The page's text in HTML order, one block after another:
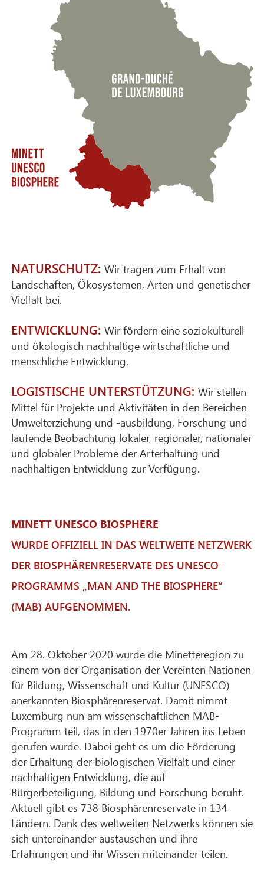
NATURSCHUTZ: Wir tragen zum Erhalt von
Landschaften, Ökosystemen, Arten und genetischer
Vielfalt bei.
ENTWICKLUNG: Wir fördern eine soziokulturell
und ökologisch nachhaltige wirtschaftliche und
menschliche Entwicklung.
LOGISTISCHE UNTERSTÜTZUNG: Wir stellen
Mittel für Projekte und Aktivitäten in den Bereichen
Umwelterziehung und -ausbildung, Forschung und
laufende Beobachtung lokaler, regionaler, nationaler
und globaler Probleme der Arterhaltung und
nachhaltigen Entwicklung zur Verfügung.
MINETT UNESCO BIOSPHERE
WURDE OFFIZIELL IN DAS WELTWEITE NETZWERK
DER BIOSPHÄRENRESERVATE DES UNESCO-
PROGRAMMS „MAN AND THE BIOSPHERE“
(MAB) AUFGENOMMEN.
Am 28. Oktober 2020 wurde die Minetteregion zu
einem von der Organisation der Vereinten Nationen
für Bildung, Wissenschaft und Kultur (UNESCO)
anerkannten Biosphärenreservat. Damit nimmt
Luxemburg nun am wissenschaftlichen MAB-
Programm teil, das in den 1970er Jahren ins Leben
gerufen wurde. Dabei geht es um die Förderung
der Erhaltung der biologischen Vielfalt und einer
nachhaltigen Entwicklung, die auf
Bürgerbeteiligung, Bildung und Forschung beruht.
Aktuell gibt es 738 Biosphärenreservate in 134
Ländern. Dank des weltweiten Netzwerks können sie
sich untereinander austauschen und ihre
Erfahrungen und ihr Wissen miteinander teilen.